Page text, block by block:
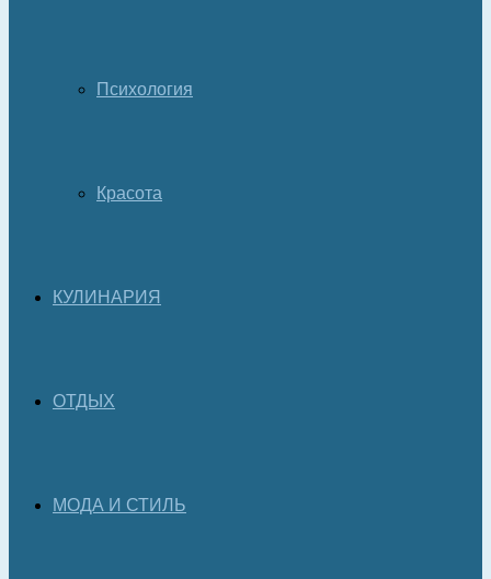
Психология
Красота
КУЛИНАРИЯ
ОТДЫХ
МОДА И СТИЛЬ